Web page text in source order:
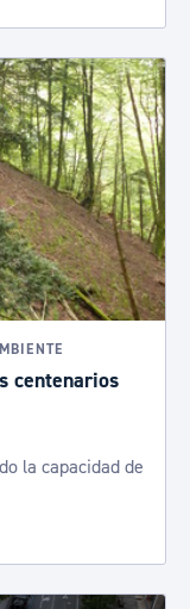
centenarios
la capacidad de